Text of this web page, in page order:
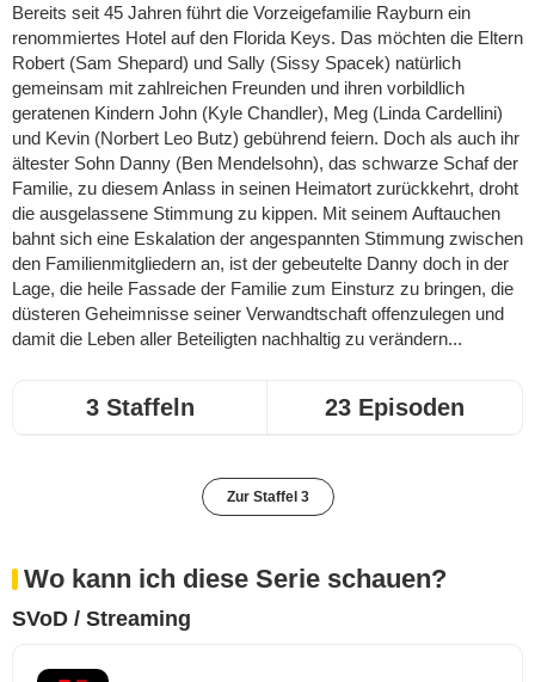
Bereits seit 45 Jahren führt die Vorzeigefamilie Rayburn ein
renommiertes Hotel auf den Florida Keys. Das möchten die Eltern
Robert (Sam Shepard) und Sally (Sissy Spacek) natürlich
gemeinsam mit zahlreichen Freunden und ihren vorbildlich
geratenen Kindern John (Kyle Chandler), Meg (Linda Cardellini)
und Kevin (Norbert Leo Butz) gebührend feiern. Doch als auch ihr
ältester Sohn Danny (Ben Mendelsohn), das schwarze Schaf der
Familie, zu diesem Anlass in seinen Heimatort zurückkehrt, droht
die ausgelassene Stimmung zu kippen. Mit seinem Auftauchen
bahnt sich eine Eskalation der angespannten Stimmung zwischen
den Familienmitgliedern an, ist der gebeutelte Danny doch in der
Lage, die heile Fassade der Familie zum Einsturz zu bringen, die
düsteren Geheimnisse seiner Verwandtschaft offenzulegen und
damit die Leben aller Beteiligten nachhaltig zu verändern...
3 Staffeln 23 Episoden
Zur Staffel 3
Wo kann ich diese Serie schauen?
SVoD / Streaming